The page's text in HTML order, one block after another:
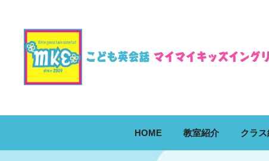
HOME 教室紹介 クラ